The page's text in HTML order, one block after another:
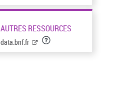
AUTRES RESSOURCES
data.bnf.fr